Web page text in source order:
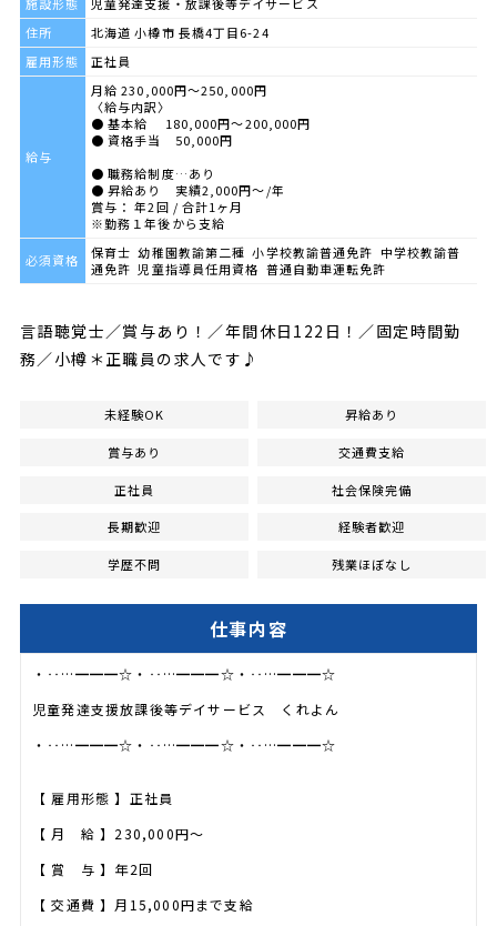
施設形態
児童発達支援・放課後等デイサービス
住所
北海道 小樽市 長橋4丁目6-24
雇用形態
正社員
給与
月給 230,000円～250,000円
〈給与内訳〉
● 基本給 180,000円～200,000円
● 資格手当 50,000円
● 職務給制度…あり
● 昇給あり 実績2,000円～/年
賞与： 年2回 / 合計1ヶ月
※勤務１年後から支給
必須資格
保育士 幼稚園教諭第二種 小学校教諭普通免許 中学校教諭普
通免許 児童指導員任用資格 普通自動車運転免許
言語聴覚士／賞与あり！／年間休日122日！／固定時間勤
務／小樽＊正職員の求人です♪
未経験OK 昇給あり
賞与あり 交通費支給
正社員 社会保険完備
長期歓迎 経験者歓迎
学歴不問 残業ほぼなし
仕事内容
・‥…━━━☆・‥…━━━☆・‥…━━━☆
児童発達支援放課後等デイサービス くれよん
・‥…━━━☆・‥…━━━☆・‥…━━━☆
【 雇用形態 】正社員
【 月 給 】230,000円～
【 賞 与 】年2回
【 交通費 】月15,000円まで支給